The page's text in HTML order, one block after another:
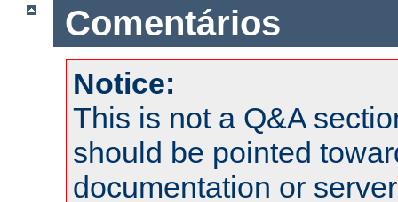
Comentários
Notice:
This is not a Q&A
should be pointed
documentation or